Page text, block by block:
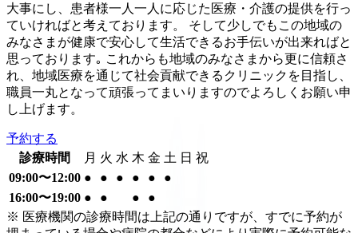
大事にし、患者様一人一人に応じた医療・介護の提供を行っ
ていければと考えております。 そして少しでもこの地域の
みなさまが健康で安心して生活できるお手伝いが出来ればと
思っております｡ これからも地域のみなさまから更に信頼さ
れ、地域医療を通じて社会貢献できるクリニックを目指し、
職員一丸となって頑張ってまいりますのでよろしくお願い申
し上げます。
予約する
診療時間
月 火 水 木 金 土 日 祝
09:00〜12:00 ● ● ● ● ●
●
16:00〜19:00 ● ● ●
●
※ 医療機関の診療時間は上記の通りですが、すでに予約が